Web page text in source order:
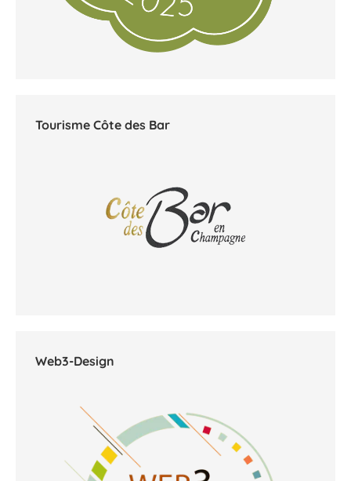
Tourisme Côte des Bar
Web3-Design